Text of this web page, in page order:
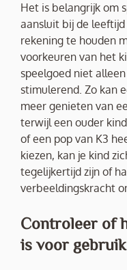
Het is belangrijk om
aansluit bij de
rekening te houden
voorkeuren van het
speelgoed niet
stimulerend. Zo kan
meer genieten van
terwijl een ouder
of een pop van K3
kiezen, kan je kind
tegelijkertijd zijn of
verbeeldingskracht
Controleer of
is voor